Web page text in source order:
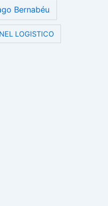
Bernabéu
LOGISTICO